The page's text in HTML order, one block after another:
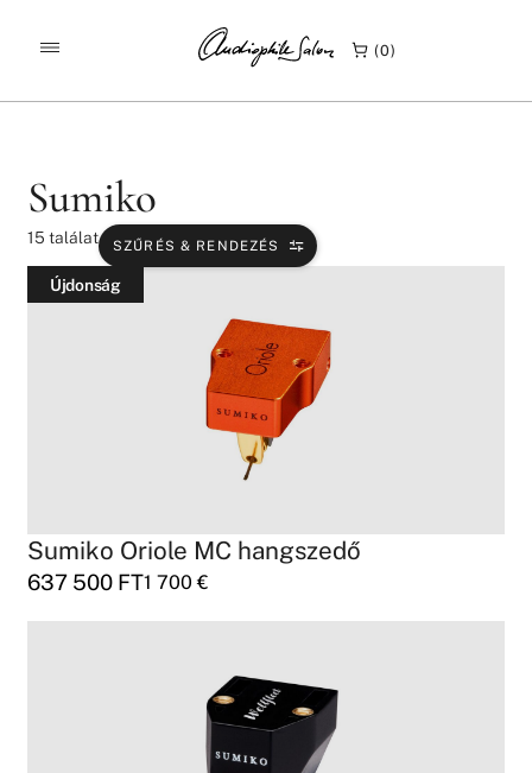
0
KEZDŐLAP TERMÉKEK / SUMIKO
Sumiko
15 találat SZŰRÉS & RENDEZÉS
Újdonság
Sumiko Oriole MC hangszedő
637 500 FT1 700€